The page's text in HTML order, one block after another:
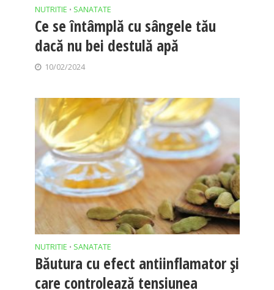
NUTRITIE • SANATATE
Ce se întâmplă cu sângele tău
dacă nu bei destulă apă
10/02/2024
NUTRITIE • SANATATE
Băutura cu efect antiinflamator și
care controlează tensiunea